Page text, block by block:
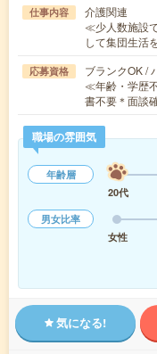
仕事内容
介護関連
≪少人数施設
して集団生活
応募資格
ブランクOK /
≪年齢・学歴
書不要＊面談
職場の雰囲気
年齢層
20代
男女比率
女性
気になる!